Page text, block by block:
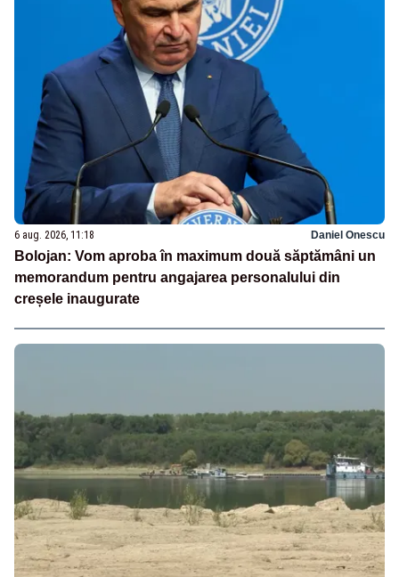
6 aug. 2026, 11:18 Daniel Onescu
Bolojan: Vom aproba în maximum două săptămâni un
memorandum pentru angajarea personalului din
creșele inaugurate